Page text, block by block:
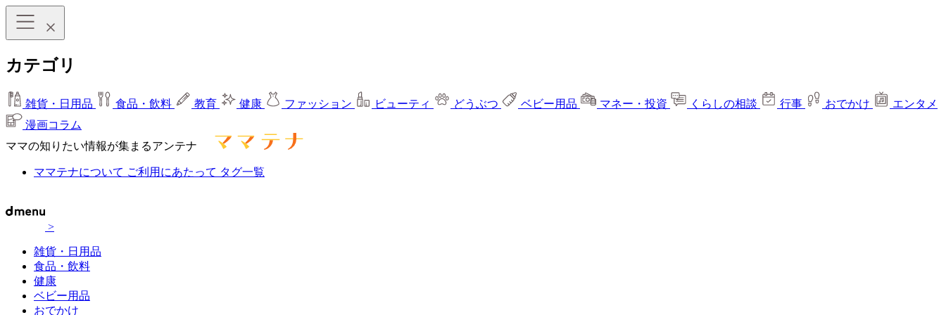
カテゴリ
雑貨・日用品 食品・飲料 教育 健康 ファッション ビューティ どうぶつ ベビー用品 マネー・投資 くらしの相談 行事 おでかけ
エンタメ
漫画コラム
ママの知りたい情報が集まるアンテナ
ママテナについて ご利用にあたって タグ一覧
>
雑貨・日用品
食品・飲料
健康
ベビー用品
おでかけ